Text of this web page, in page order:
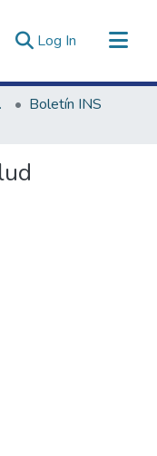
Log In (current)
Boletín INS